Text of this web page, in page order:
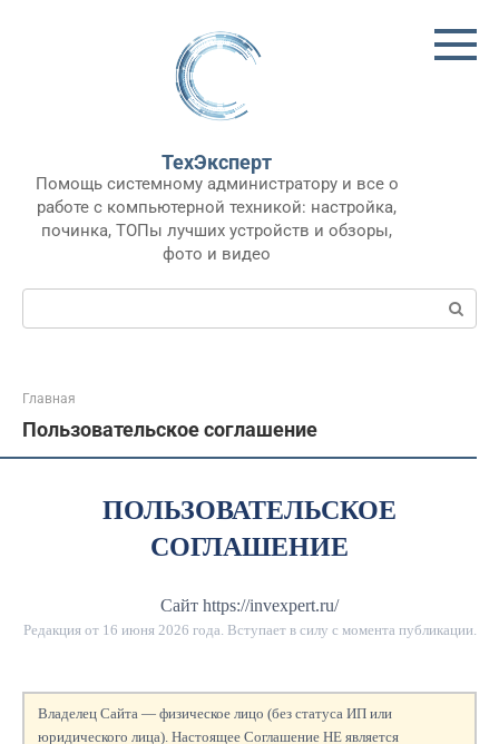
ТехЭксперт
Помощь системному администратору и все о
работе с компьютерной техникой: настройка,
починка, ТОПы лучших устройств и обзоры,
фото и видео
Поиск:
Главная
Пользовательское соглашение
ПОЛЬЗОВАТЕЛЬСКОЕ
СОГЛАШЕНИЕ
Сайт https://invexpert.ru/
Редакция от 16 июня 2026 года. Вступает в силу с момента публикации.
Владелец Сайта — физическое лицо (без статуса ИП или
юридического лица). Настоящее Соглашение НЕ является